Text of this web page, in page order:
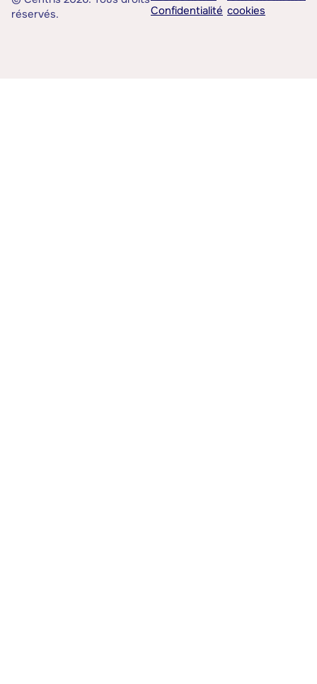
réservés.
Confidentialité cookies